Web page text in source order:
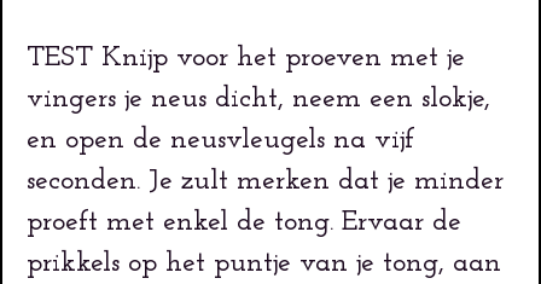
TEST Knijp voor het proeven met je
vingers je neus dicht, neem een slokje,
en open de neusvleugels na vijf
seconden. Je zult merken dat je minder
proeft met enkel de tong. Ervaar de
prikkels op het puntje van je tong, aan